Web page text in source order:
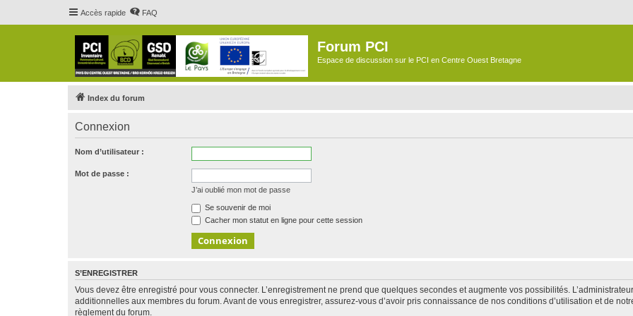
Accès rapide FAQ
Forum PCI
Espace de discussion sur le PCI en Centre Ouest Bretagne
Index du forum
Connexion
Nom d’utilisateur :
Mot de passe :
J’ai oublié mon mot de passe
Se souvenir de moi
Cacher mon statut en ligne pour cette session
S’ENREGISTRER
Vous devez être enregistré pour vous connecter. L’enregistrement ne prend que quelques secondes et augmente vos possibilités.
additionnelles aux membres du forum. Avant de vous enregistrer, assurez-vous d’avoir pris connaissance de nos conditions d’utilisation et de
règlement du forum.